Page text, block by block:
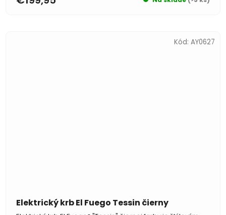
Elektrický krb El Fuego Tessin čierny
Kód: AY0627